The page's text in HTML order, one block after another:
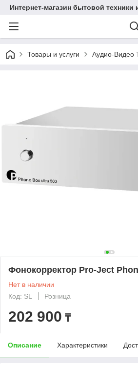
Интернет-магазин бытовой техники
Товары и услуги Аудио-Видео
Фонокорректор Pro-Ject
Нет в наличии
Код: SL
Розница
202 900 ₸
Описание Характеристики